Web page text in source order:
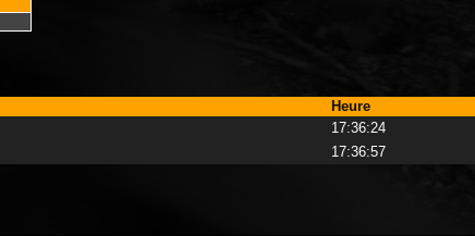
Heure
17:36:24
17:36:57